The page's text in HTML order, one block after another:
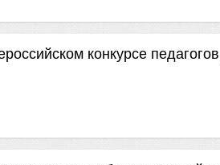
конкурсе